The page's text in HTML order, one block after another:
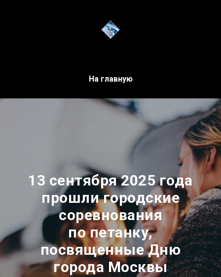
На главную
13 сентября 2025 года
прошли городские
соревнования
по петанку,
посвященные Дню
города Москвы